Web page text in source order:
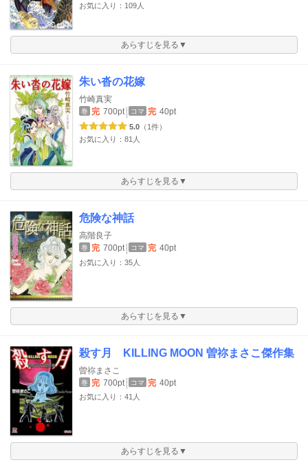
お気に入り：109人
あらすじを見る▼
朱い沓の花嫁
竹崎真実
巻 完 700pt コマ 完 40pt
5.0 （1件）
お気に入り：81人
あらすじを見る▼
危険な神話
高階良子
巻 完 700pt コマ 完 40pt
お気に入り：35人
あらすじを見る▼
殺す月 KILLING MOON 曽祢まさこ傑作集
曽祢まさこ
巻 完 700pt コマ 完 40pt
お気に入り：41人
あらすじを見る▼